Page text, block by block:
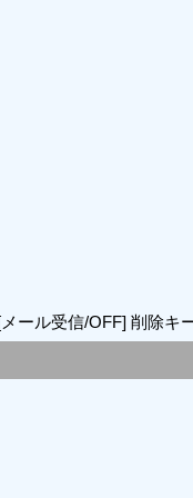
ール受信/OFF] 削除キ